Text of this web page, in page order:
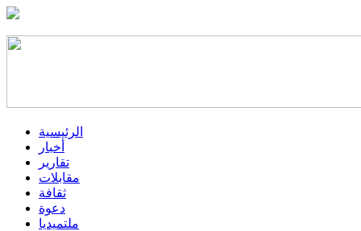
الرئيسية
أخبار
تقارير
مقابلات
ثقافة
دعوة
ملتميديا